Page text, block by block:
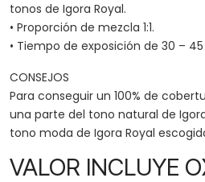
tonos de Igora Royal.
• Proporción de mezcla 1:1.
• Tiempo de exposición de 30 –
CONSEJOS
Para conseguir un 100% de
una parte del tono natural de
tono moda de Igora Royal
VALOR INCLUYE